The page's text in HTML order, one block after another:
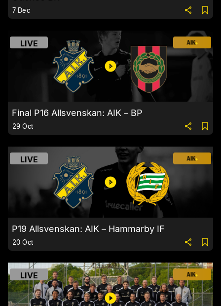
7 Dec
LIVE
Final P16 Allsvenskan: AIK – BP
29 Oct
LIVE
P19 Allsvenskan: AIK – Hammarby IF
20 Oct
LIVE